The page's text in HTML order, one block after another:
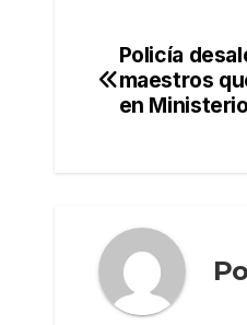
de
Policía
maestros
en